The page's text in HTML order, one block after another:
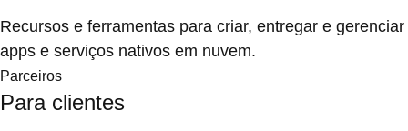
Recursos e ferramentas para criar, entregar e gerenciar
apps e serviços nativos em nuvem.
Parceiros
Para clientes